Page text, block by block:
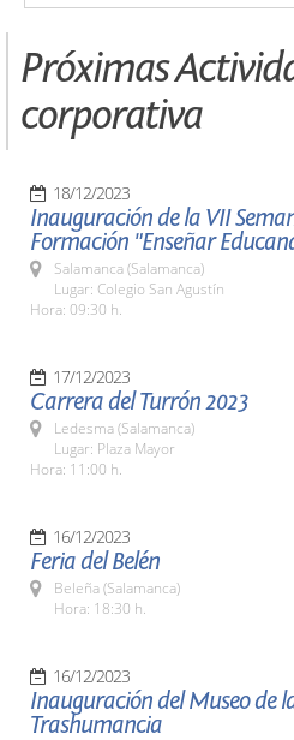
Próximas
corporativa
18/12/2023
Inauguración de la VII
Formación "Enseñar
Salamanca (Salamanca)
Lugar: Colegio San Agustín
Hora: 09:30 h.
17/12/2023
Carrera del Turrón 2023
Ledesma (Salamanca)
Lugar: Plaza Mayor
Hora: 11:00 h.
16/12/2023
Feria del Belén
Beleña (Salamanca)
Hora: 18:30 h.
16/12/2023
Inauguración del Museo de
Trashumancia